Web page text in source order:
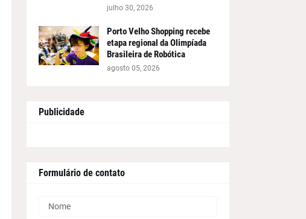
julho 30, 2026
Porto Velho Shopping recebe
etapa regional da Olimpíada
Brasileira de Robótica
agosto 05, 2026
Publicidade
Formulário de contato